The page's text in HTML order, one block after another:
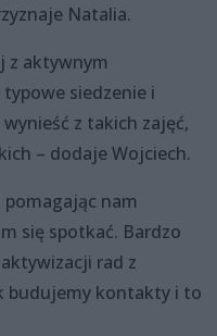
Natalia.
z aktywnym
siedzenie i
z takich zajęć,
– dodaje Wojciech.
nam
się spotkać. Bardzo
rad z
budujemy kontakty i to